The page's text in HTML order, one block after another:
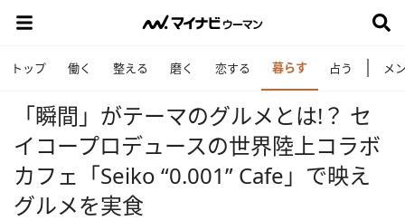
トップ 働く 整える 磨く 恋する 暮らす 占う メ
「瞬間」がテーマのグルメとは!？ セ
イコープロデュースの世界陸上コラボ
カフェ「Seiko “0.001” Cafe」で映え
グルメを実食